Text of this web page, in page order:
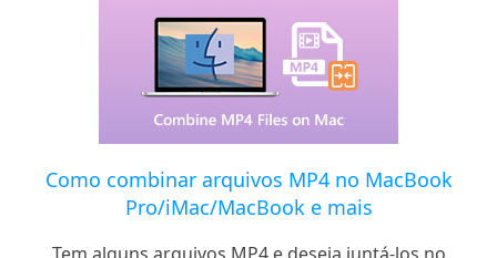
Como combinar arquivos MP4 no MacBook
Pro/iMac/MacBook e mais